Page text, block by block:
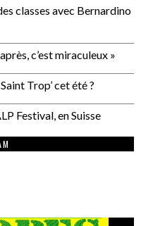
classes avec Bernardino
c’est miraculeux »
Trop’ cet été ?
Festival, en Suisse